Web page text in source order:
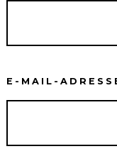
E-MAIL-